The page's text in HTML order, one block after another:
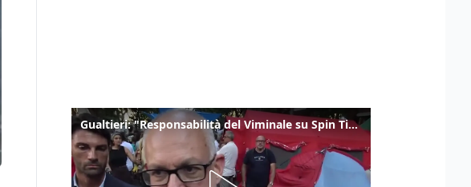
Gualtieri: "Responsabilità del Viminale su Spin Time? La posizione dei partiti è nota"